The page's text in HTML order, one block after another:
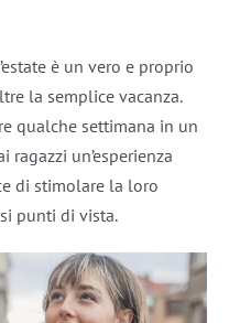
è un vero e proprio
la semplice vacanza.
qualche settimana in un
ragazzi un’esperienza
di stimolare la loro
punti di vista.